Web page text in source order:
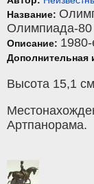
Название:
Олимпиада-80
Описание: 1980-
Дополнительная
Высота 15,1
Артпанорама.